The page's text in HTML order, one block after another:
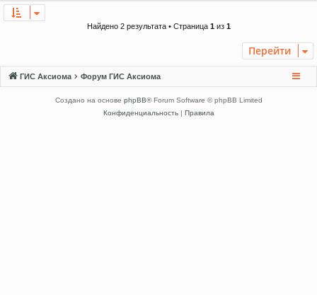
Найдено 2 результата • Страница 1из 1
Перейти
ГИС Аксиома Форум ГИС Аксиома
Создано на основе phpBB® Forum Software © phpBB Limited
Конфиденциальность| Правила